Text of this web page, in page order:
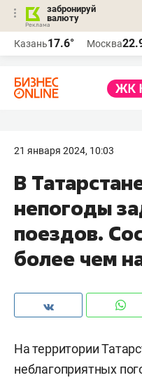
забронируй
валюту
Казань17.6° Москва
21 января 2024, 10:03
В
непогоды
поездов.
более чем
На территории
неблагоприятных